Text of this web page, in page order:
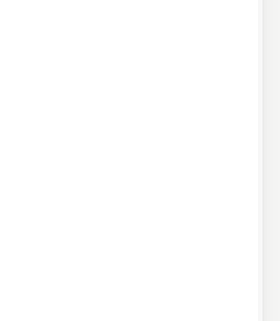
داکت سقفی کاستی زانتی هم دو
هم تک منظوره و نوع تک
سیستم سرمایشی برخوردار است
خنک را ایجاد کند و در نهایت
سال نهایت کارایی را از خود
دستگاه اختصاصا برای این
دو منظوره این کولر گازی از
گرمایشی برخوردار است و می
گرم و سرد را ایجاد کند و در
روزهای سال و چهار فصل ایجاد
بهترین کارایی را برای کولر گازی